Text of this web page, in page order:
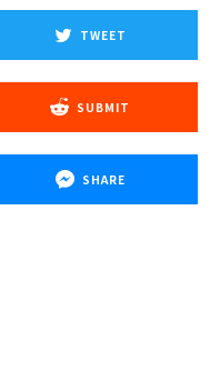
TWEET
SUBMIT
SHARE